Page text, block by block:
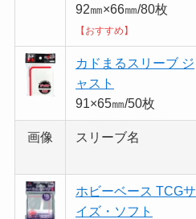
92㎜×66㎜/80枚
【おすすめ】
カドまるスリーブ ジ
ャスト
91×65㎜/50枚
画像 スリーブ名
ホビーベース TCGサ
イズ・ソフト